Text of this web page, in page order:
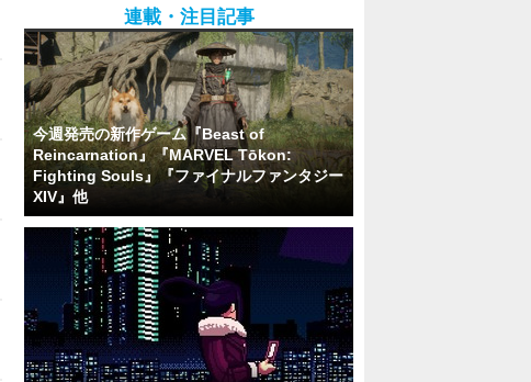
連載・注目記事
今週発売の新作ゲーム『Beast of
Reincarnation』『MARVEL Tōkon:
Fighting Souls』『ファイナルファンタジー
XIV』他